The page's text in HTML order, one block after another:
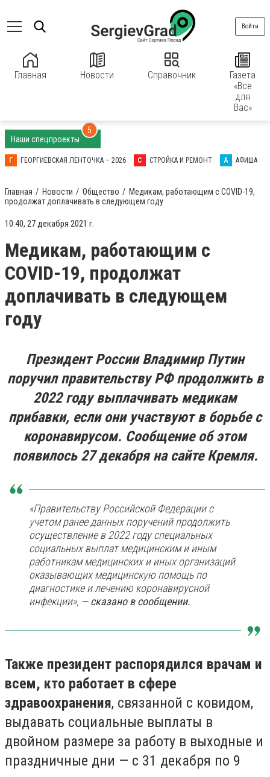
Главная Новости Справочник
Газета
«Все
для
Вас»
Войти
Наши спецпроекты
5
Г ГЕОРГИЕВСКАЯ ЛЕНТОЧКА – 2026 С СТРОЙКА И РЕМОНТ А АФИША
Главная Новости Общество
Медикам, работающим с COVID-19,
продолжат доплачивать в следующем году
10:40, 27 декабря 2021 г.
Медикам, работающим с
COVID-19, продолжат
доплачивать в следующем
году
Президент России Владимир Путин
поручил правительству РФ продолжить в
2022 году выплачивать медикам
прибавки, если они участвуют в борьбе с
коронавирусом. Сообщение об этом
появилось 27 декабря на сайте Кремля.
«Правительству Российской Федерации с
учетом ранее данных поручений продолжить
осуществление в 2022 году специальных
социальных выплат медицинским и иным
работникам медицинских и иных организаций
оказывающих медицинскую помощь по
диагностике и лечению коронавирусной
инфекции», —сказано в сообщении.
Также президент распорядился врачам и
всем, кто работает в сфере
здравоохранения, связанной с ковидом,
выдавать социальные выплаты в
двойном размере за работу в выходные и
праздничные дни — с 31 декабря по 9